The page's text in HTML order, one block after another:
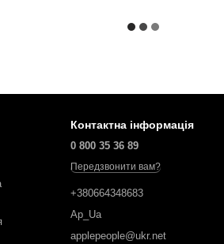
Контактна інформація
0 800 35 36 89
Передзвонити вам?
+380664348683
Ap_Ua
applepeople@ukr.net